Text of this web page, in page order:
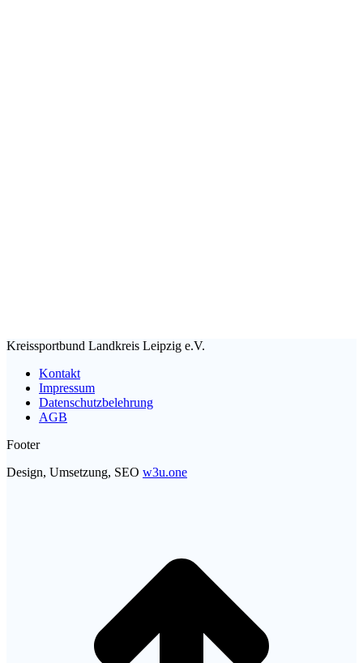
Kreissportbund Landkreis Leipzig e.V.
Kontakt
Impressum
Datenschutzbelehrung
AGB
Footer
Design, Umsetzung, SEO w3u.one